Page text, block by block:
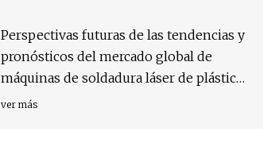
Perspectivas futuras de las tendencias y
pronósticos del mercado global de
máquinas de soldadura láser de plástico
(2023)
ver más